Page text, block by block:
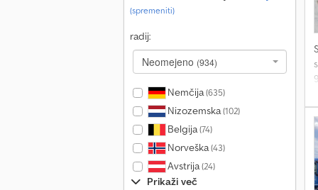
(spremeniti)
radij:
Neomejeno (934)
Nemčija(635)
Nizozemska(102)
Belgija(74)
Norveška(43)
Avstrija(24)
Prikaži več